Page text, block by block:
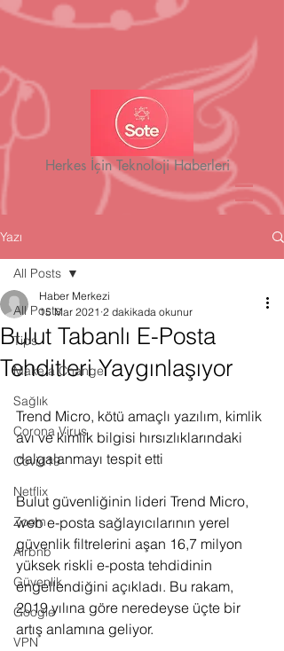
Herkes İçin Teknoloji Haberleri
Yazı
All Posts
Tips
Make a Change
Sağlık
Corona Virus
Covid19
Netflix
Zoom
Airbnb
Güvenlik
Google
VPN
All Posts
Bulut Tabanlı E-Posta
Tehditleri Yaygınlaşıyor
Haber Merkezi
15 Mar 2021 2 dakikada okunur
Trend Micro, kötü amaçlı yazılım, kimlik
avı ve kimlik bilgisi hırsızlıklarındaki
dalgalanmayı tespit etti
Bulut güvenliğinin lideri Trend Micro,
web e-posta sağlayıcılarının yerel
güvenlik filtrelerini aşan 16,7 milyon
yüksek riskli e-posta tehdidinin
engellendiğini açıkladı. Bu rakam,
2019 yılına göre neredeyse üçte bir
artış anlamına geliyor.